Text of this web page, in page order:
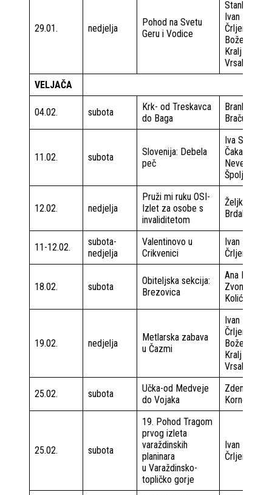
29.01. nedjelja
Pohod na Svetu
Geru i Vodice
Stanković
Ivan
Črljenec
Božena
Kralj
Vrsalović
VELJAČA
04.02. subota
Krk- od Treskavca
do Baga
Brankica
Bračun
11.02. subota
Slovenija: Debela
peč
Iva Saćer
Čakarun
Nevenko
Špoljarić
12.02. nedjelja
Pruži mi ruku OSI-
Izlet za osobe s
invaliditetom
Željko
Brdal
11-12.02.
subota-
nedjelja
Valentinovo u
Crikvenici
Ivan
Črljenec
18.02. subota
Obiteljska sekcija:
Brezovica
Ana Milin
Zvonko
Kolić
19.02. nedjelja
Metlarska zabava
u Čazmi
Ivan
Črljenec
Božena
Kralj
Vrsalović
25.02. subota
Učka-od Medveje
do Vojaka
Zdenko
Kornet
25.02. subota
19. Pohod Tragom
prvog izleta
varaždinskih
planinara
u Varaždinsko-
topličko gorje
Ivan
Črljenec